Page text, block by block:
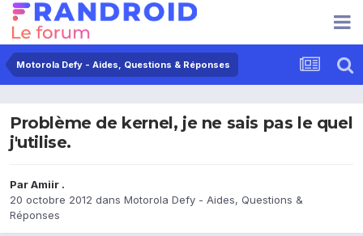
Motorola Defy - Aides, Questions & Réponses
Problème de kernel, je ne sais pas le quel
j'utilise.
ParAmiir .
20 octobre 2012 dans Motorola Defy - Aides, Questions &
Réponses